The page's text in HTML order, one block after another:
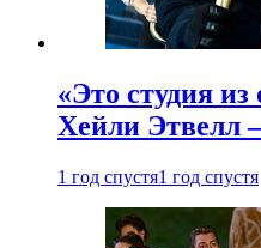
«Это студия из
Хейли Этвелл
1 год спустя1 год спустя